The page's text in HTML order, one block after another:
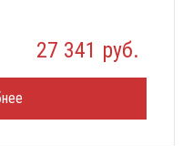
27 341 руб.